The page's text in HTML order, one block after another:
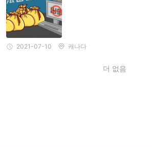
에서 25%까지 다양하며 처리 시간은 즉시부
니다.
수수료
처리 시간
2021-07-10 캐나다
더 없음